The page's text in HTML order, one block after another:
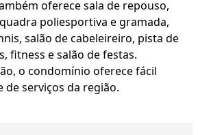
oferece sala de repouso,
poliesportiva e gramada,
salão de cabeleireiro, pista de
fitness e salão de festas.
o condomínio oferece fácil
de serviços da região.